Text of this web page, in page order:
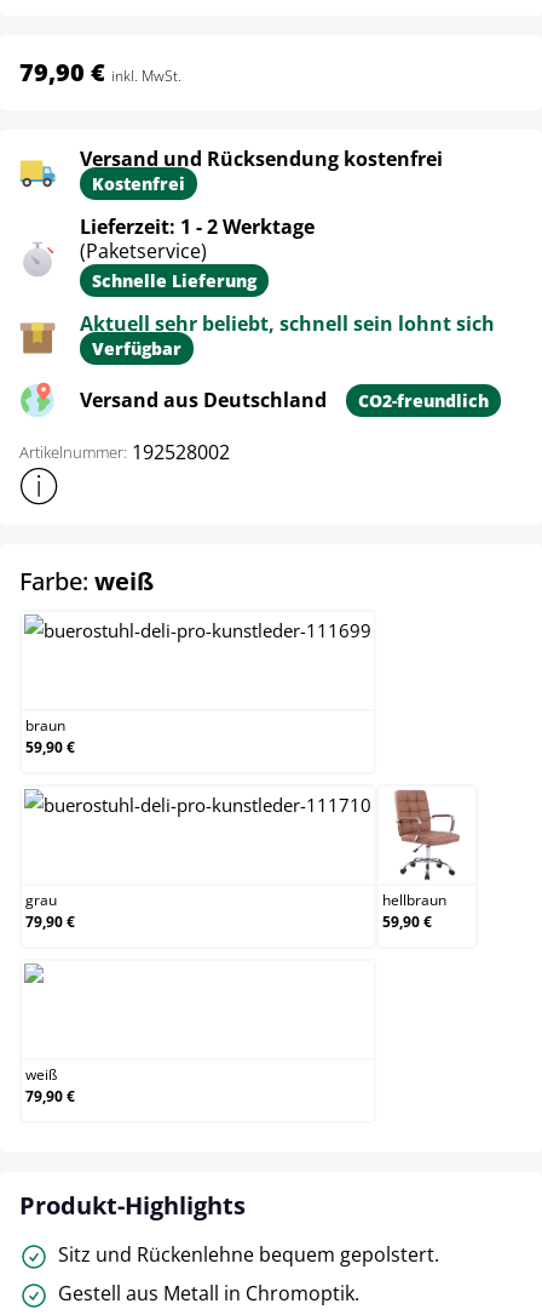
79,90 € inkl. MwSt.
Versand und Rücksendung kostenfrei
Kostenfrei
Lieferzeit: 1 - 2 Werktage
(Paketservice)
Schnelle Lieferung
Aktuell sehr beliebt, schnell sein lohnt sich
Verfügbar
Versand aus Deutschland CO2-freundlich
Artikelnummer: 192528002
Weitere Produktinformationen anzeigen
Farbe: weißauswählen
braun
59,90 €
grau
79,90 €
hellbraun
hellbraun
59,90 €
weiß
79,90 €
Produkt-Highlights
Sitz und Rückenlehne bequem gepolstert.
Gestell aus Metall in Chromoptik.